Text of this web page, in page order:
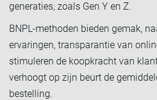
generaties, zoals Gen Y en Z.
BNPL-methoden bieden gemak,
ervaringen, transparantie van
stimuleren de koopkracht van
verhoogt op zijn beurt de
bestelling.